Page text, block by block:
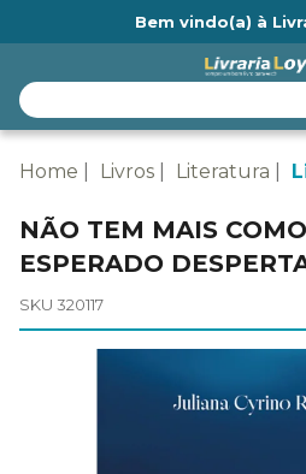
Bem vindo(a) à
Home Livros Literatura
NÃO TEM MAIS
ESPERADO
SKU 320117